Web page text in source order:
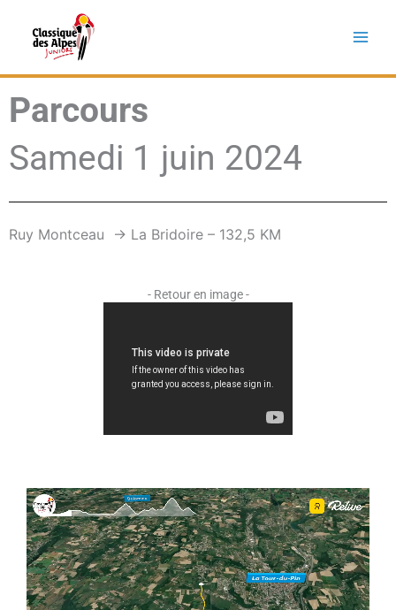
Parcours
Samedi 1 juin 2024
Ruy Montceau -> La Bridoire – 132,5 KM
- Retour en image -